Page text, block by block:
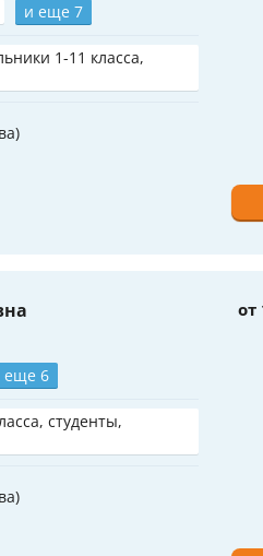
и еще 7
1-11 класса,
еще 6
студенты,
от